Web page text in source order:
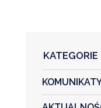
KATEGORIE